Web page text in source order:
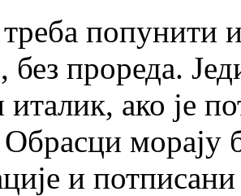
попунити
без прореда.
ако је
Обрасци морају
и